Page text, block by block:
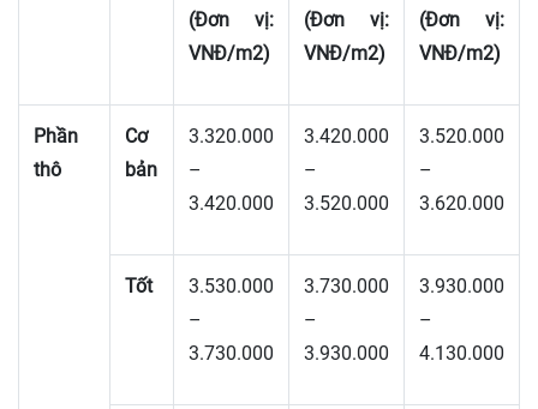
(Đơn vị:
VNĐ/m2)
(Đơn vị:
VNĐ/m2)
(Đơn vị:
VNĐ/m2)
Phần
thô
Cơ
bản
3.320.000
–
3.420.000
3.420.000
–
3.520.000
3.520.000
–
3.620.000
Tốt
3.530.000
–
3.730.000
3.730.000
–
3.930.000
3.930.000
–
4.130.000